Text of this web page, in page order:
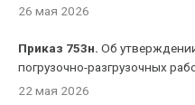
26 мая 2026
Приказ 753н. Об
погрузочно-разгрузочных
22 мая 2026